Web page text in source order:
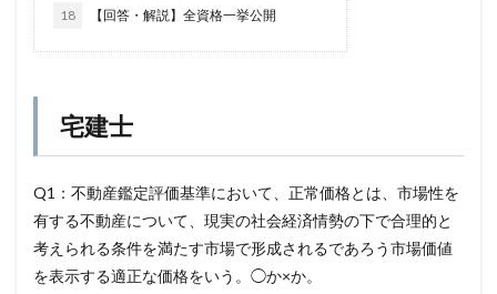
18 【回答・解説】全資格一挙公開
宅建士
Q1：不動産鑑定評価基準において、正常価格とは、市場性を
有する不動産について、現実の社会経済情勢の下で合理的と
考えられる条件を満たす市場で形成されるであろう市場価値
を表示する適正な価格をいう。◯か×か。